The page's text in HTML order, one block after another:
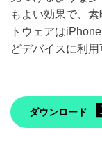
もよい効果で、
トウェアは
どデバイスに利用
ダウンロード